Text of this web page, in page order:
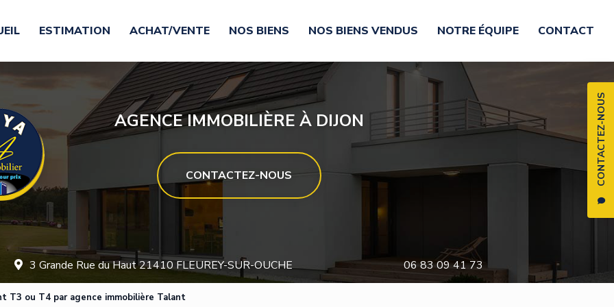
CONTACTEZ-NOUS
ESTIMATION ACHAT/VENTE NOS BIENS NOS BIENS VENDUS NOTRE ÉQUIPE CONTACT
AGENCE IMMOBILIÈRE À DIJON
CONTACTEZ-NOUS
3 Grande Rue du Haut 21410 FLEUREY-SUR-OUCHE 06 83 09 41 73
T3 ou T4 par agence immobilière Talant